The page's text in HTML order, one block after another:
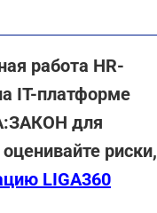
работа HR-
ІТ-платформе
для
риски,
LIGA360